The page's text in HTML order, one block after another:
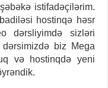
istifadəçilərim.
hostinqə həsr
dərsliyimdə sizləri
biz Mega
və hostinqdə yeni